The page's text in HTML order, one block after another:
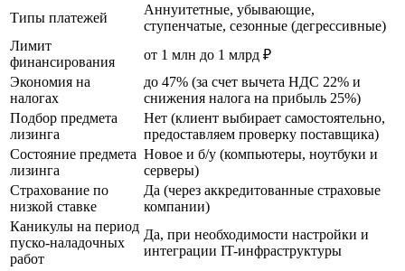
Типы платежей
Аннуитетные, убывающие,
ступенчатые, сезонные (дегрессивные)
Лимит
финансирования
от 1 млн до 1 млрд ₽
Экономия на
налогах
до 47% (за счет вычета НДС 22% и
снижения налога на прибыль 25%)
Подбор предмета
лизинга
Нет (клиент выбирает самостоятельно,
предоставляем проверку поставщика)
Состояние предмета
лизинга
Новое и б/у (компьютеры, ноутбуки и
серверы)
Страхование по
низкой ставке
Да (через аккредитованные страховые
компании)
Каникулы на период
пуско-наладочных
работ
Да, при необходимости настройки и
интеграции IT-инфраструктуры